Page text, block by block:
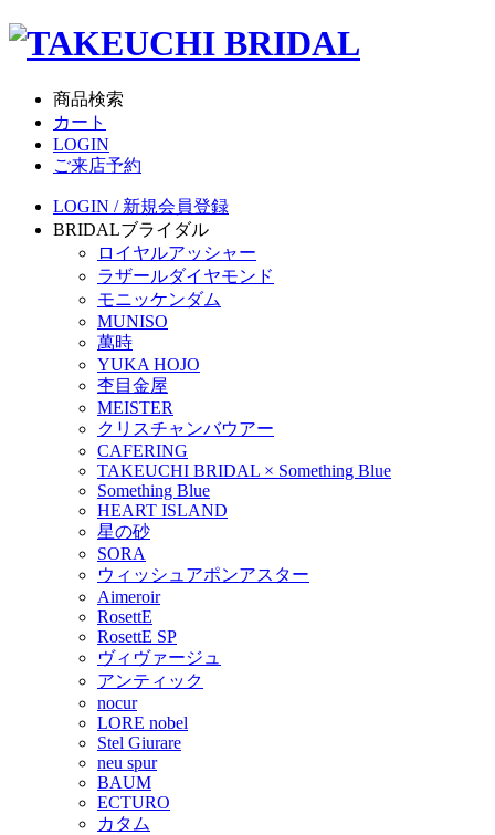
商品検索
カート
LOGIN
ご来店予約
LOGIN / 新規会員登録
BRIDALブライダル
ロイヤルアッシャー
ラザールダイヤモンド
モニッケンダム
MUNISO
萬時
YUKA HOJO
杢目金屋
MEISTER
クリスチャンバウアー
CAFERING
TAKEUCHI BRIDAL × Something Blue
Something Blue
HEART ISLAND
星の砂
SORA
ウィッシュアポンアスター
Aimeroir
RosettE
RosettE SP
ヴィヴァージュ
アンティック
nocur
LORE nobel
Stel Giurare
neu spur
BAUM
ECTURO
カタム